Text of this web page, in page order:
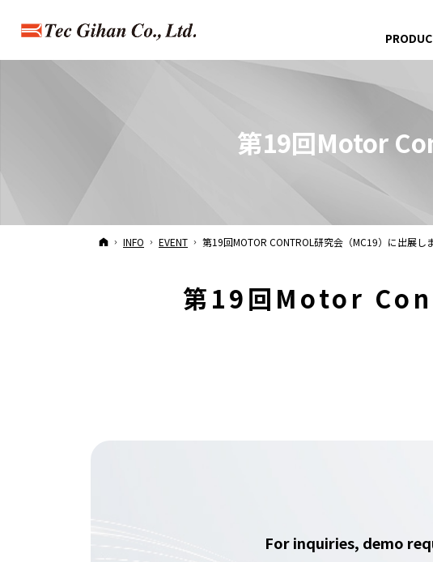
第19回Motor
HOME
INFO EVENT 第19回MOTOR CONTROL研究会（MC19）に出展しま
第19回Motor
For inquiries, demo